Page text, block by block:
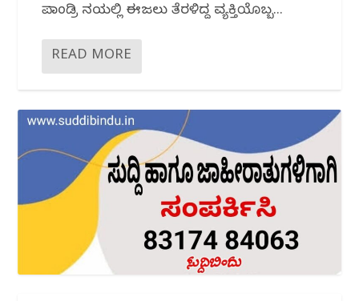
ಪಾಂಡ್ರಿ ನದಿಯಲ್ಲಿ ಈಜಲು ತೆರಳಿದ್ದ ವ್ಯಕ್ತಿಯೊಬ್ಬ...
READ MORE